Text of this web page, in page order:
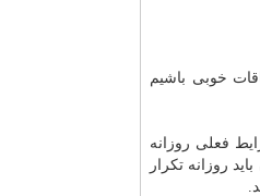
خوبی باشیم
فعلی روزانه
روزانه تکرار